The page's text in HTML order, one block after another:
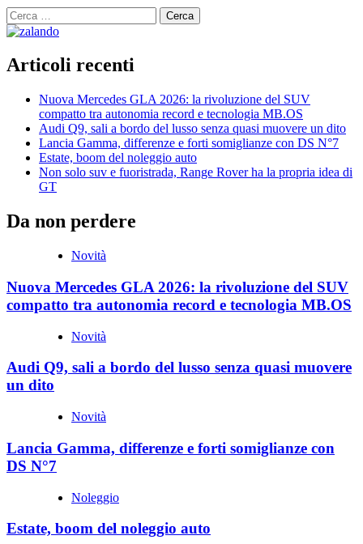
Ricerca
per:
Articoli recenti
Nuova Mercedes GLA 2026: la rivoluzione del SUV
compatto tra autonomia record e tecnologia MB.OS
Audi Q9, sali a bordo del lusso senza quasi muovere un dito
Lancia Gamma, differenze e forti somiglianze con DS N°7
Estate, boom del noleggio auto
Non solo suv e fuoristrada, Range Rover ha la propria idea di
GT
Da non perdere
Novità
Nuova Mercedes GLA 2026: la rivoluzione del SUV
compatto tra autonomia record e tecnologia MB.OS
Novità
Audi Q9, sali a bordo del lusso senza quasi muovere
un dito
Novità
Lancia Gamma, differenze e forti somiglianze con
DS N°7
Noleggio
Estate, boom del noleggio auto